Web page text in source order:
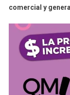
comercial y